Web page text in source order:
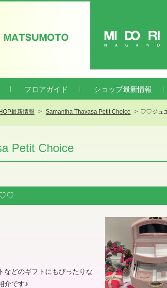
フロアガイド ショップ最新情報
最新情報 Samantha Thavasa Petit Choice ♡♡ジュ
Petit Choice
♡♡
などのギフトにもぴったりな
介です♪